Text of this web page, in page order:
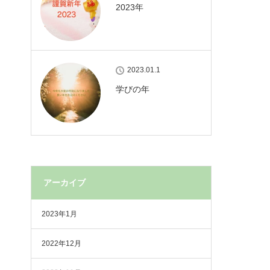
2023年
2023.01.1
学びの年
アーカイブ
2023年1月
2022年12月